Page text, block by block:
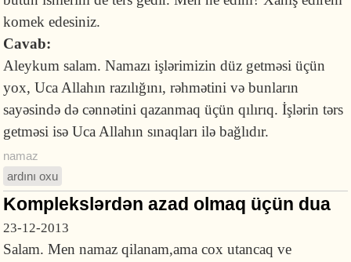
komek edesiniz.
Cavab:
Aleykum salam. Namazı işlərimizin düz getməsi üçün
yox, Uca Allahın razılığını, rəhmətini və bunların
sayəsində də cənnətini qazanmaq üçün qılırıq. İşlərin tərs
getməsi isə Uca Allahın sınaqları ilə bağlıdır.
namaz
ardını oxu
Komplekslərdən azad olmaq üçün dua
23-12-2013
Salam. Men namaz qilanam,ama cox utancaq ve